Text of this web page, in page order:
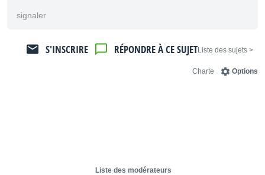
signaler
< Liste des sujets
RÉPONDRE À CE SUJET
S'INSCRIRE
Options
Charte
Liste des modérateurs